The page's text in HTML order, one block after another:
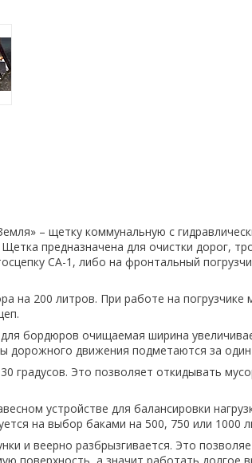
– щетку коммунальную с
предназначена для очистки дорог,
СА-1, либо на фронтальный
на 200 литров. При работе на погрузчике
бордюров очищаемая ширина
дорожного движения подметаются за
градусов. Это позволяет откидывать
устройстве для балансировки
на выбор баками на 500, 750 или 1000
и веерно разбрызгивается. Это
поверхность, а значит работать долгое